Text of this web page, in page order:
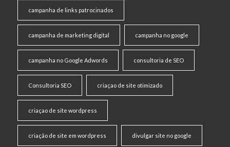
campanha de links patrocinados
campanha de marketing digital campanha no google
campanha no Google Adwords consultoria de SEO
Consultoria SEO criaçao de site otimizado
criaçao de site wordpress
criação de site em wordpress divulgar site no google